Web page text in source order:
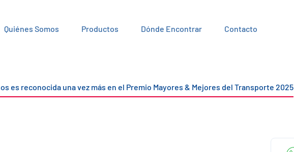
Quiénes Somos Productos Dónde Encontrar Contacto
es reconocida una vez más en el Premio Mayores & Mejores del Transporte 2025